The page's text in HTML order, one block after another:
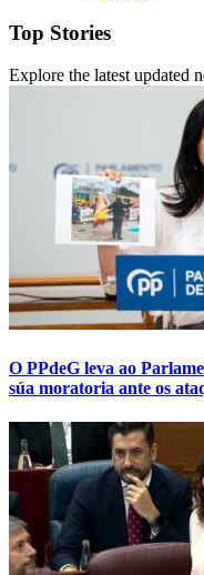
Top Stories
Explore the latest updated
O PPdeG leva ao
súa moratoria ante os